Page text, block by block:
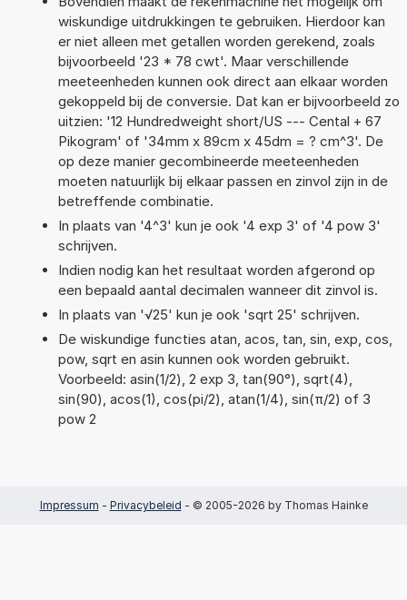
wiskundige uitdrukkingen te gebruiken. Hierdoor kan
er niet alleen met getallen worden gerekend, zoals
bijvoorbeeld '23 * 78 cwt'. Maar verschillende
meeteenheden kunnen ook direct aan elkaar worden
gekoppeld bij de conversie. Dat kan er bijvoorbeeld zo
uitzien: '12 Hundredweight short/US --- Cental + 67
Pikogram' of '34mm x 89cm x 45dm = ? cm^3'. De
op deze manier gecombineerde meeteenheden
moeten natuurlijk bij elkaar passen en zinvol zijn in de
betreffende combinatie.
In plaats van '4^3' kun je ook '4 exp 3' of '4 pow 3'
schrijven.
Indien nodig kan het resultaat worden afgerond op
een bepaald aantal decimalen wanneer dit zinvol is.
In plaats van '√25' kun je ook 'sqrt 25' schrijven.
De wiskundige functies atan, acos, tan, sin, exp, cos,
pow, sqrt en asin kunnen ook worden gebruikt.
Voorbeeld: asin(1/2), 2 exp 3, tan(90°), sqrt(4),
sin(90), acos(1), cos(pi/2), atan(1/4), sin(π/2) of 3
pow 2
Impressum - Privacybeleid - © 2005-2026 by Thomas Hainke